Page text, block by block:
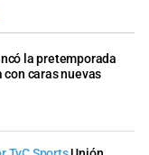
la pretemporada
con caras nuevas